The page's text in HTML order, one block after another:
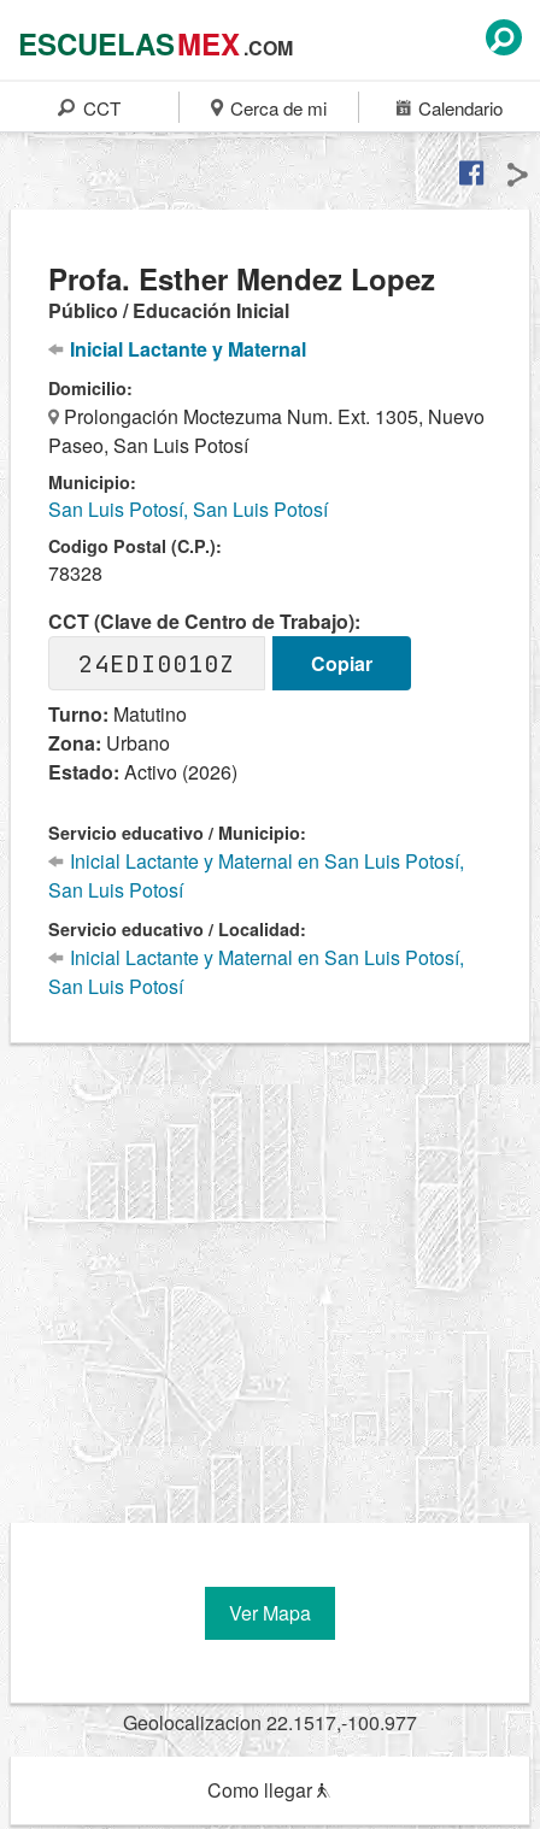
ESCUELASMEX.COM
CCT Cerca de mi Calendario
Profa. Esther Mendez Lopez
Público / Educación Inicial
Inicial Lactante y Maternal
Domicilio:
Prolongación Moctezuma Num. Ext. 1305, Nuevo
Paseo, San Luis Potosí
Municipio:
San Luis Potosí, San Luis Potosí
Codigo Postal (C.P.):
78328
CCT (Clave de Centro de Trabajo):
24EDI0010Z
Copiar
Turno: Matutino
Zona: Urbano
Estado: Activo (2026)
Servicio educativo / Municipio:
Inicial Lactante y Maternal en San Luis Potosí,
San Luis Potosí
Servicio educativo / Localidad:
Inicial Lactante y Maternal en San Luis Potosí,
San Luis Potosí
Ver Mapa
Geolocalizacion 22.1517,-100.977
Como llegar